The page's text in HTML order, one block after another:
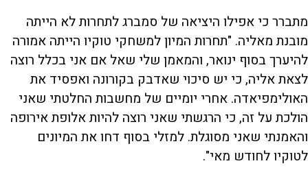
מתברר כי אפילו היציאה של סמברג לתחרות לא הייתה
מובנת מאליה. "תחרות המיון למשחקי טוקיו הייתה אמורה
להיערך בסוף ינואר, והמאמן שלי שאל אם אני בכלל רוצה
לצאת אליה, כי יש סיכוי שאדבק בקורונה ואפסיד את
האולימפיאדה. אחרי יומיים של מחשבות החלטתי שאני
הולכת על זה, כי הרגשתי שאני רוצה להיות אלופת אירופה
והאמנתי שאני מסוגלת. למזלי בסוף דחו את המיונים
לטוקיו לחודש מאי".